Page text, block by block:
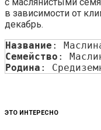
в зависимости от
декабрь.
Название :
Семейство :
Родина :
ЭТО ИНТЕРЕСНО